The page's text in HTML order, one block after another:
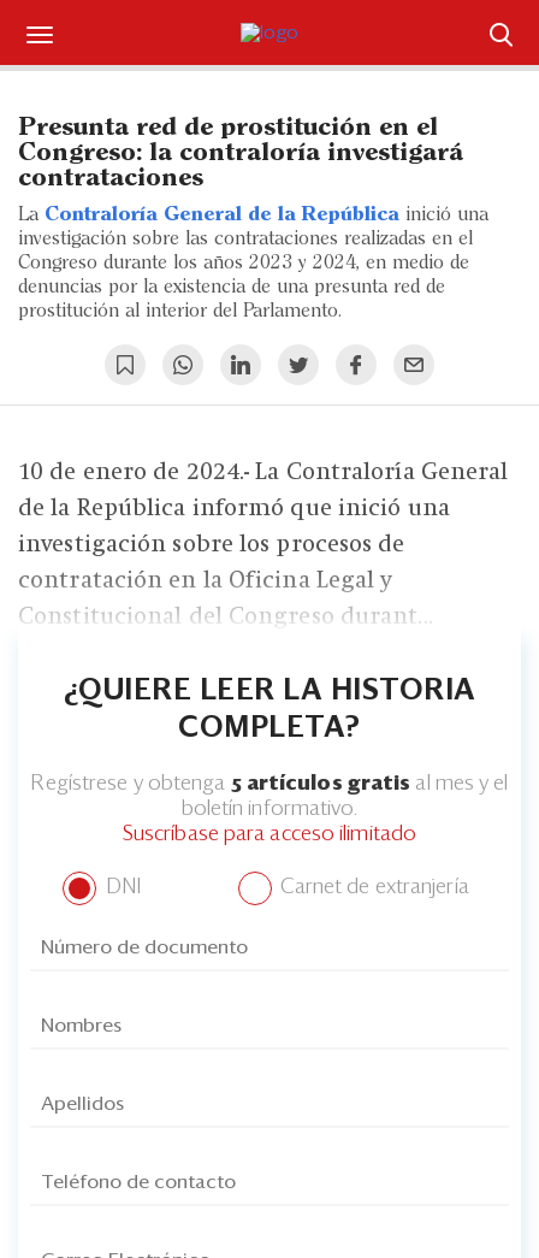
Iniciar sesión
Portada
¿Qué está pasando?
Sectores y Empresas
Management
Legal y Política
Eventos
Edición Impresa
Presunta red de prostitución en el
Congreso: la contraloría investigará
contrataciones
La Contraloría General de la República inició una
investigación sobre las contrataciones realizadas en el
Congreso durante los años 2023 y 2024, en medio de
denuncias por la existencia de una presunta red de
prostitución al interior del Parlamento.
10 de enero de 2024.- La Contraloría General
de la República informó que inició una
investigación sobre los procesos de
contratación en la Oficina Legal y
Constitucional del Congreso durant...
¿QUIERE LEER LA HISTORIA
COMPLETA?
Regístrese y obtenga 5 artículos gratis al mes y el
boletín informativo.
Suscríbase para acceso ilimitado
DNI Carnet de extranjería